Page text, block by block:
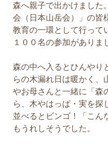
森へ親子で出かけました
会（日本山岳会）」の皆
教育の一環として行って
１００名の参加がありま
森の中へ入るとひんやり
らの木漏れ日は暖かく、
やお母さんと一緒に「森
ら、木やはっぱ・実を探
並べるとビンゴ！「こん
もうれしそうでした。